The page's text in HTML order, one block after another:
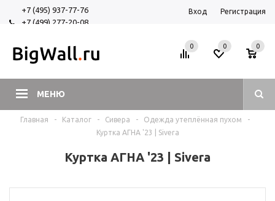
+7 (495) 937-77-76
+7 (499) 277-20-08
Вход Регистрация
МЕНЮ
0 0
0
Главная - Каталог - Сивера - Одежда утеплённая пухом
-
Куртка АГНА '23 | Sivera
Куртка АГНА '23 | Sivera